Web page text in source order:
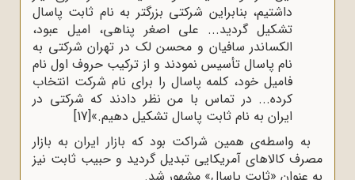
داشتیم، بنابراین شرکتی بزرگتر به نام ثابت پاسال
تشکیل گردید... علی اصغر پناهی، امیل عبود،
الکساندر سافیان و محسن لک در تهران شرکتی به
نام پاسال تأسیس نمودند و از ترکیب حروف اول نام
فامیل خود، کلمه پاسال را برای نام شرکت انتخاب
کرده... در تماس با من نظر دادند که شرکتی در
ایران به نام ثابت پاسال تشکیل دهیم.»[17]
به واسطه‌ی همین شراکت بود که بازار ایران به بازار
مصرف کالاهای آمریکایی تبدیل گردید و حبیب ثابت نیز